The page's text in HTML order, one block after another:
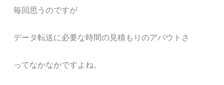
毎回思うのですが
データ転送に必要な時間の見積もりのアバウトさ
ってなかなかですよね。